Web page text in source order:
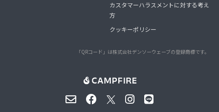
カスタマーハラスメントに対する考え
方
クッキーポリシー
「QRコード」は株式会社デンソーウェーブの登録商標です。